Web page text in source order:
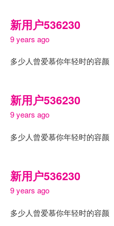
新用户536230
9 years ago
多少人曾爱慕你年轻时的容颜
新用户536230
9 years ago
多少人曾爱慕你年轻时的容颜
新用户536230
9 years ago
多少人曾爱慕你年轻时的容颜